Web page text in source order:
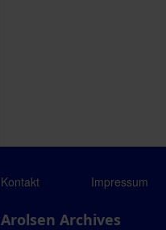
Kontakt Impressum
Arolsen Archives